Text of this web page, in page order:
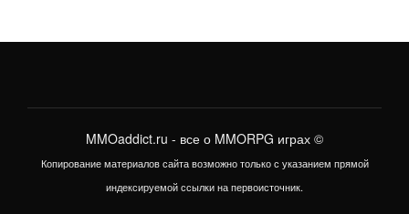
MMOaddict.ru - все о MMORPG играх ©
Копирование материалов сайта возможно только с указанием прямой
индексируемой ссылки на первоисточник.